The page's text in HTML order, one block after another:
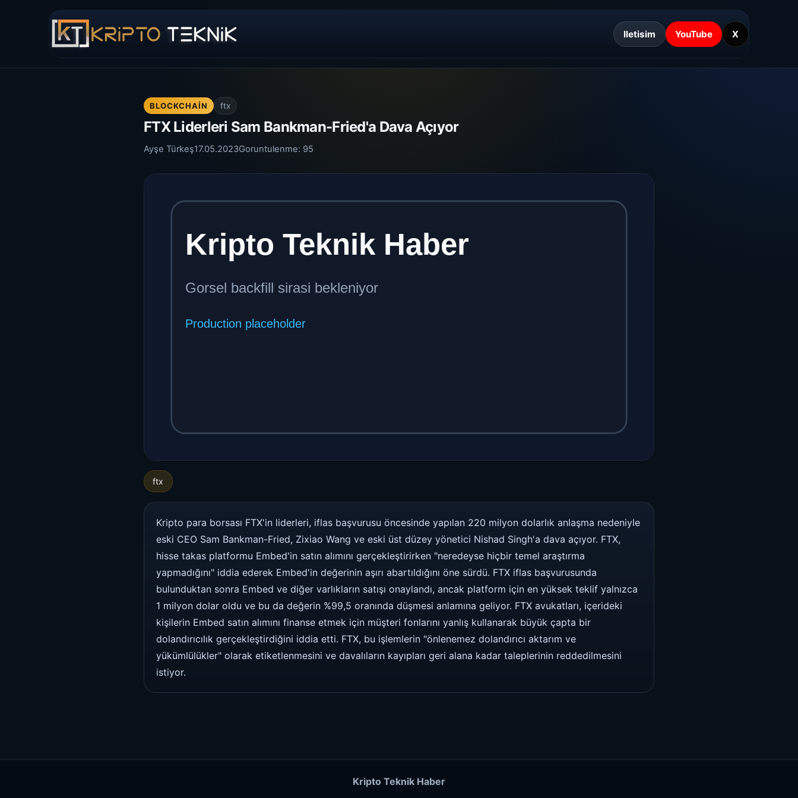
Iletisim YouTube X
BLOCKCHAIN ftx
FTX Liderleri Sam Bankman-Fried'a Dava Açıyor
Ayşe Türkeş17.05.2023Goruntulenme: 95
ftx
Kripto para borsası FTX'in liderleri, iflas başvurusu öncesinde yapılan 220 milyon dolarlık anlaşma nedeniyle
eski CEO Sam Bankman-Fried, Zixiao Wang ve eski üst düzey yönetici Nishad Singh'a dava açıyor. FTX,
hisse takas platformu Embed'in satın alımını gerçekleştirirken "neredeyse hiçbir temel araştırma
yapmadığını" iddia ederek Embed'in değerinin aşırı abartıldığını öne sürdü. FTX iflas başvurusunda
bulunduktan sonra Embed ve diğer varlıkların satışı onaylandı, ancak platform için en yüksek teklif yalnızca
1 milyon dolar oldu ve bu da değerin %99,5 oranında düşmesi anlamına geliyor. FTX avukatları, içerideki
kişilerin Embed satın alımını finanse etmek için müşteri fonlarını yanlış kullanarak büyük çapta bir
dolandırıcılık gerçekleştirdiğini iddia etti. FTX, bu işlemlerin "önlenemez dolandırıcı aktarım ve
yükümlülükler" olarak etiketlenmesini ve davalıların kayıpları geri alana kadar taleplerinin reddedilmesini
istiyor.
Kripto Teknik Haber